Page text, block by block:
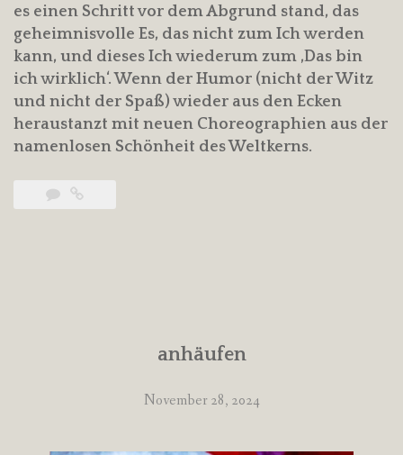
es einen Schritt vor dem Abgrund stand, das
geheimnisvolle Es, das nicht zum Ich werden
kann, und dieses Ich wiederum zum ‚Das bin
ich wirklich‘. Wenn der Humor (nicht der Witz
und nicht der Spaß) wieder aus den Ecken
heraustanzt mit neuen Choreographien aus der
namenlosen Schönheit des Weltkerns.
anhäufen
November 28, 2024